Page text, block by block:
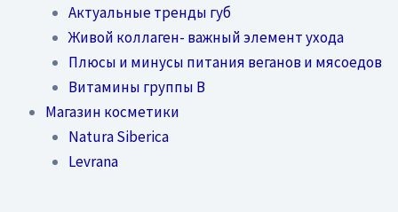
Актуальные тренды губ
Живой коллаген- важный элемент ухода
Плюсы и минусы питания веганов и мясоедов
Витамины группы В
Магазин косметики
Natura Siberica
Levrana